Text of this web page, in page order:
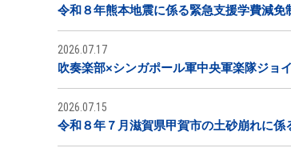
令和８年熊本地震に係る緊急支援学費減免
2026.07.17
吹奏楽部×シンガポール軍中央軍楽隊ジョ
2026.07.15
令和８年７月滋賀県甲賀市の土砂崩れに